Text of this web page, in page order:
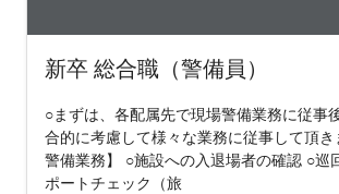
新卒 総合職（警備員）
○まずは、各配属先で現場警備業務に従事
合的に考慮して様々な業務に従事して頂
警備業務】 ○施設への入退場者の確認 ○巡
ポートチェック（旅